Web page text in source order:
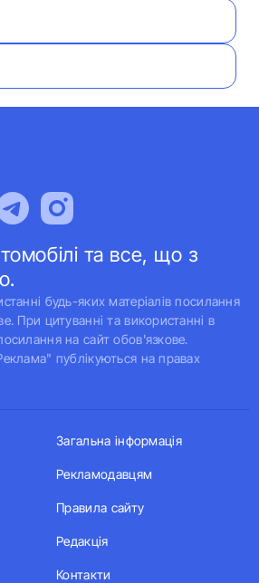
та все, що з
будь-яких матеріалів посилання
При цитуванні та використанні в
на сайт обов'язкове.
публікуються на правах
Загальна інформація
Рекламодавцям
Правила сайту
Редакція
Контакти